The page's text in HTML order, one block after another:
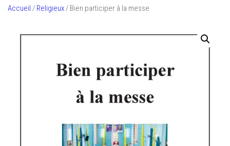
Accueil / Religieux/ Bien participer à la messe